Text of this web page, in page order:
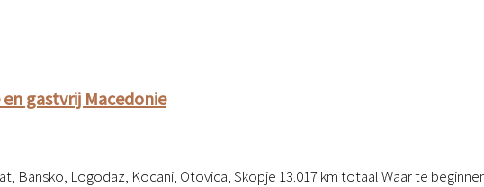
gastvrij Macedonie
Bansko, Logodaz, Kocani, Otovica, Skopje 13.017 km totaal Waar te